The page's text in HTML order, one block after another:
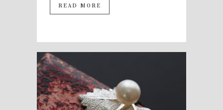
READ MORE